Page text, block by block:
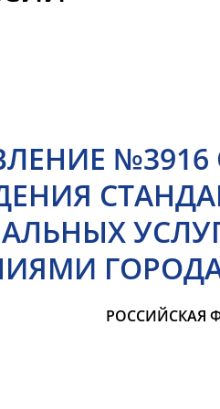
№3916
РОССИЙСКАЯ